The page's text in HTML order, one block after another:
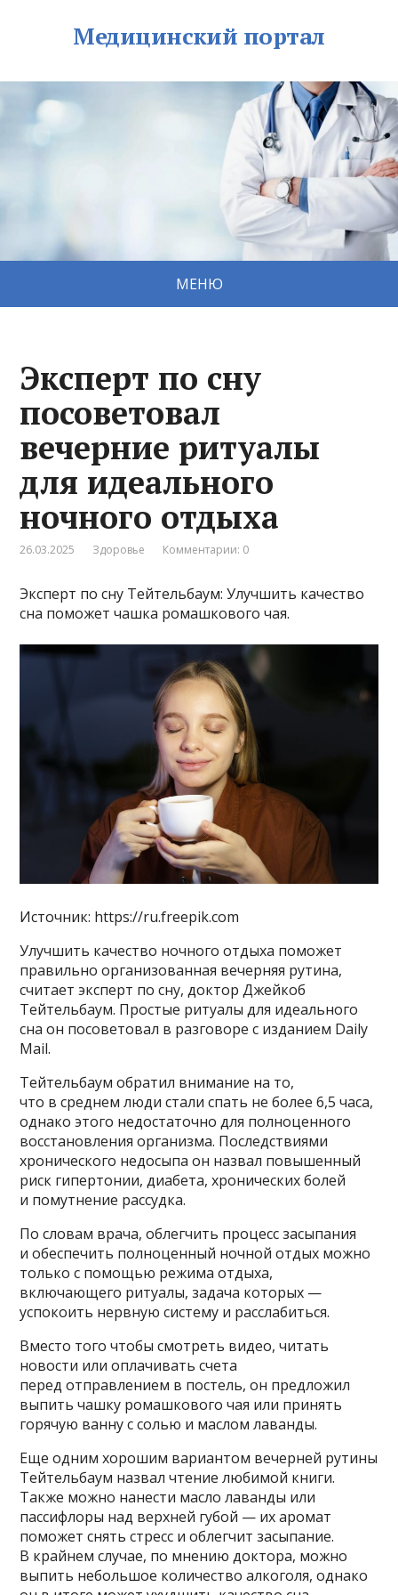
Медицинский портал
МЕНЮ
Эксперт по сну
посоветовал
вечерние ритуалы
для идеального
ночного отдыха
26.03.2025 Здоровье Комментарии: 0
Эксперт по сну Тейтельбаум: Улучшить качество
сна поможет чашка ромашкового чая.
Источник: https://ru.freepik.com
Улучшить качество ночного отдыха поможет
правильно организованная вечерняя рутина,
считает эксперт по сну, доктор Джейкоб
Тейтельбаум. Простые ритуалы для идеального
сна он посоветовал в разговоре с изданием Daily
Mail.
Тейтельбаум обратил внимание на то,
что в среднем люди стали спать не более 6,5 часа,
однако этого недостаточно для полноценного
восстановления организма. Последствиями
хронического недосыпа он назвал повышенный
риск гипертонии, диабета, хронических болей
и помутнение рассудка.
По словам врача, облегчить процесс засыпания
и обеспечить полноценный ночной отдых можно
только с помощью режима отдыха,
включающего ритуалы, задача которых —
успокоить нервную систему и расслабиться.
Вместо того чтобы смотреть видео, читать
новости или оплачивать счета
перед отправлением в постель, он предложил
выпить чашку ромашкового чая или принять
горячую ванну с солью и маслом лаванды.
Еще одним хорошим вариантом вечерней рутины
Тейтельбаум назвал чтение любимой книги.
Также можно нанести масло лаванды или
пассифлоры над верхней губой — их аромат
поможет снять стресс и облегчит засыпание.
В крайнем случае, по мнению доктора, можно
выпить небольшое количество алкоголя, однако